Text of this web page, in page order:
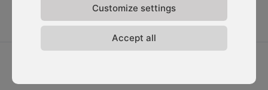
Customize settings
Accept all
Termes &